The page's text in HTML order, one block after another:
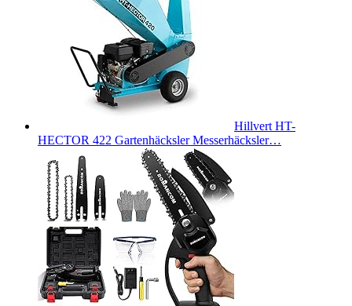
Hillvert HT-
HECTOR 422 Gartenhäcksler Messerhäcksler…